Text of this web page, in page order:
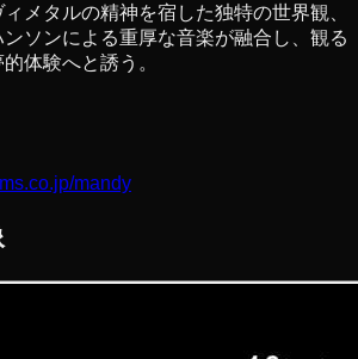
メタルの精神を宿した独特の世界観、
ソンによる重厚な音楽が融合し、観る
体験へと誘う。
mandy